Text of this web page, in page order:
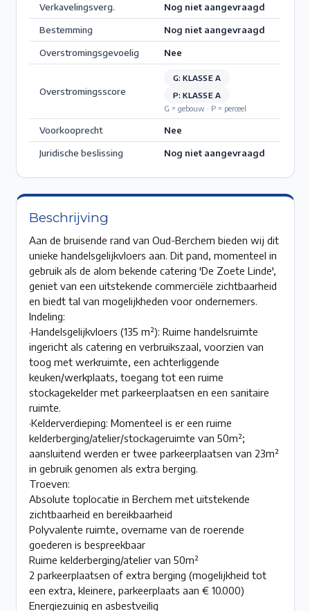
Verkavelingsverg.
Nog niet aangevraagd
Bestemming
Nog niet aangevraagd
Overstromingsgevoelig
Nee
Overstromingsscore
G: KLASSE A
P: KLASSE A
G = gebouw · P = perceel
Voorkooprecht
Nee
Juridische beslissing
Nog niet aangevraagd
Beschrijving
Aan de bruisende rand van Oud-Berchem bieden wij dit
unieke handelsgelijkvloers aan. Dit pand, momenteel in
gebruik als de alom bekende catering 'De Zoete Linde',
geniet van een uitstekende commerciële zichtbaarheid
en biedt tal van mogelijkheden voor ondernemers.
Indeling:
·Handelsgelijkvloers (135 m²): Ruime handelsruimte
ingericht als catering en verbruikszaal, voorzien van
toog met werkruimte, een achterliggende
keuken/werkplaats, toegang tot een ruime
stockagekelder met parkeerplaatsen en een sanitaire
ruimte.
·Kelderverdieping: Momenteel is er een ruime
kelderberging/atelier/stockageruimte van 50m²;
aansluitend werden er twee parkeerplaatsen van 23m²
in gebruik genomen als extra berging.
Troeven:
Absolute toplocatie in Berchem met uitstekende
zichtbaarheid en bereikbaarheid
Polyvalente ruimte, overname van de roerende
goederen is bespreekbaar
Ruime kelderberging/atelier van 50m²
2 parkeerplaatsen of extra berging (mogelijkheid tot
een extra, kleinere, parkeerplaats aan € 10.000)
Energiezuinig en asbestveilig